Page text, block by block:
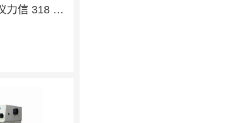
ERICHSEN仪力信 318 硬度试验棒